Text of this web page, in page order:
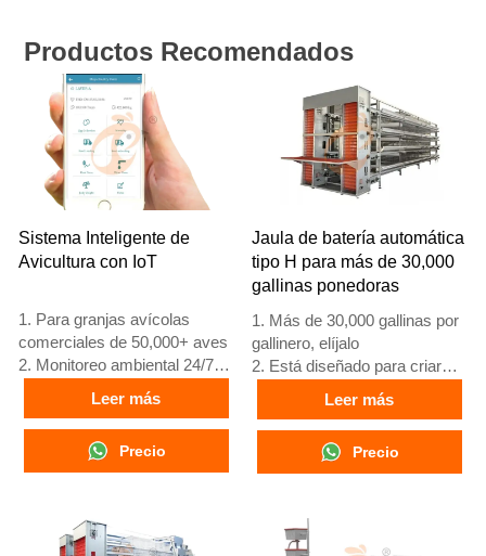
Productos Recomendados
Sistema Inteligente de
Avicultura con IoT
1. Para granjas avícolas
comerciales de 50,000+ aves
2. Monitoreo ambiental 24/7
3. Mejora en conversión
alimenticia del 15-20%
4. Incremento en producción
de huevos del 10%
5. Número de
+8618830120193
Leer más
Precio
Jaula de batería automática
tipo H para más de 30,000
gallinas ponedoras
1. Más de 30,000 gallinas por
gallinero, elíjalo
2. Está diseñado para criar
pollos de 12 o 16 semanas de
edad hasta gallinas ponedoras
adultas
3. Su vida útil es de más de
25 años
24 horas. El número de
WhatsApp es
Leer más
Precio